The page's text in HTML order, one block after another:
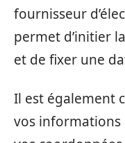
fournisseur
permet d’initier
et de fixer une
Il est également
vos